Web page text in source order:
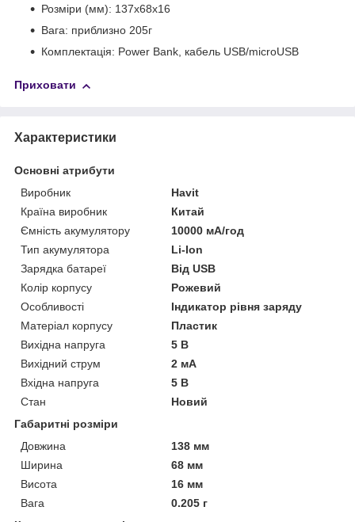
Розміри (мм): 137х68х16
Вага: приблизно 205г
Комплектація: Power Bank, кабель USB/microUSB
Приховати
Характеристики
Основні атрибути
Виробник
Havit
Країна виробник
Китай
Ємність акумулятору
10000 мА/год
Тип акумулятора
Li-Ion
Зарядка батареї
Від USB
Колір корпусу
Рожевий
Особливості
Індикатор рівня заряду
Матеріал корпусу
Пластик
Вихідна напруга
5 В
Вихідний струм
2 мА
Вхідна напруга
5 В
Стан
Новий
Габаритні розміри
Довжина
138 мм
Ширина
68 мм
Висота
16 мм
Вага
0.205 г